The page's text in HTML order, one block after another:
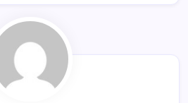
tir